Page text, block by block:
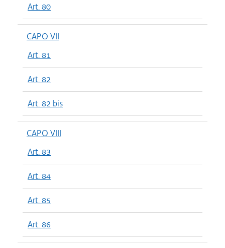
Art. 80
CAPO VII
Art. 81
Art. 82
Art. 82 bis
CAPO VIII
Art. 83
Art. 84
Art. 85
Art. 86